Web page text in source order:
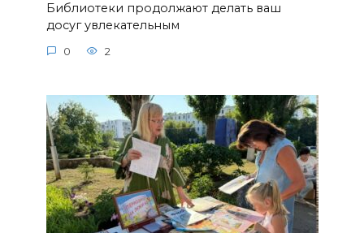
Библиотеки продолжают делать ваш
досуг увлекательным
0 2